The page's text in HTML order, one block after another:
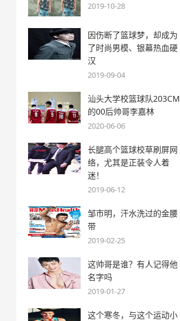
2019-10-28
因伤断了篮球梦，却成为
了时尚男模、银幕热血硬
汉
2019-09-04
汕头大学校篮球队203CM
的00后帅哥李嘉林
2020-06-06
长腿高个篮球校草刷屏网
络，尤其是正装令人着
迷！
2019-06-12
邹市明，汗水洗过的金腰
带
2019-02-25
这帅哥是谁？有人记得他
名字吗
2019-01-27
这个寒冬，与这个运动小